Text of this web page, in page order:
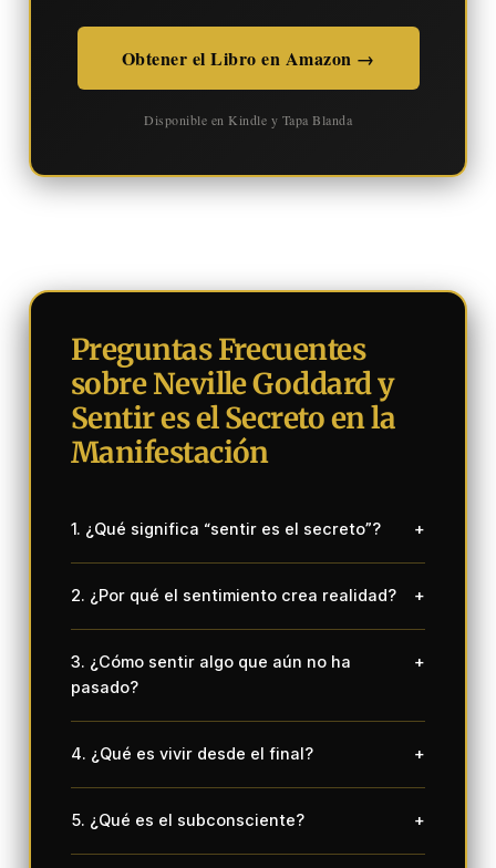
Obtener el Libro en Amazon →
Disponible en Kindle y Tapa Blanda
Preguntas Frecuentes
sobre Neville Goddard y
Sentir es el Secreto en la
Manifestación
1. ¿Qué significa “sentir es el secreto”? +
2. ¿Por qué el sentimiento crea realidad? +
3. ¿Cómo sentir algo que aún no ha
pasado?
+
4. ¿Qué es vivir desde el final? +
5. ¿Qué es el subconsciente? +